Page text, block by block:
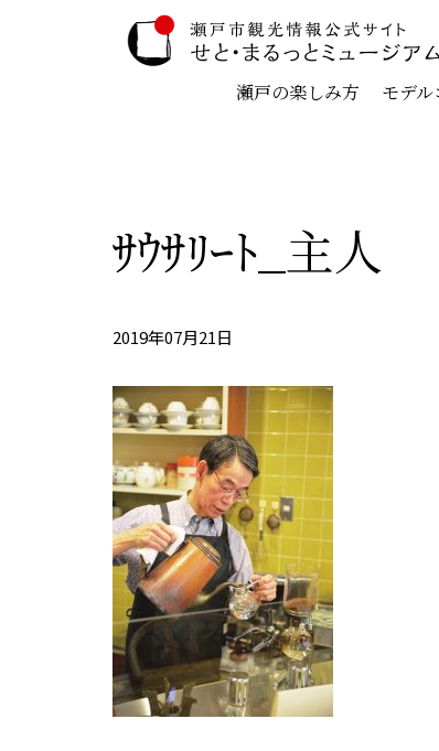
瀬戸の楽しみ方 モデル
ｻｳｻﾘｰﾄ_主人
2019年07月21日